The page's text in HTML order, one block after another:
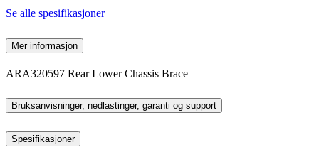
Se alle spesifikasjoner
Mer informasjon
ARA320597 Rear Lower Chassis Brace
Bruksanvisninger, nedlastinger, garanti og support
Spesifikasjoner